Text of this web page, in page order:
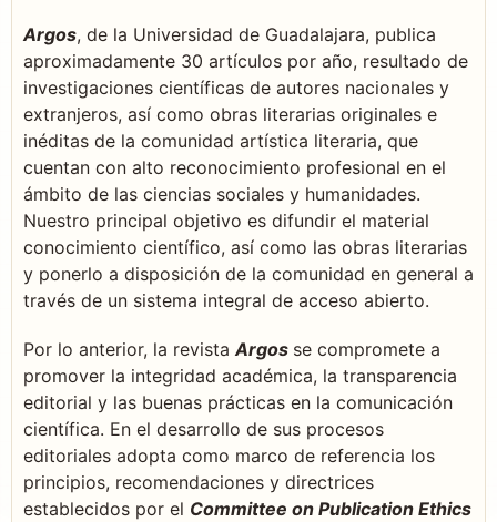
Argos, de la Universidad de Guadalajara, publica
aproximadamente 30 artículos por año, resultado de
investigaciones científicas de autores nacionales y
extranjeros, así como obras literarias originales e
inéditas de la comunidad artística literaria, que
cuentan con alto reconocimiento profesional en el
ámbito de las ciencias sociales y humanidades.
Nuestro principal objetivo es difundir el material
conocimiento científico, así como las obras literarias
y ponerlo a disposición de la comunidad en general a
través de un sistema integral de acceso abierto.
Por lo anterior, la revistaArgos se compromete a
promover la integridad académica, la transparencia
editorial y las buenas prácticas en la comunicación
científica. En el desarrollo de sus procesos
editoriales adopta como marco de referencia los
principios, recomendaciones y directrices
establecidos por el Committee on Publication Ethics